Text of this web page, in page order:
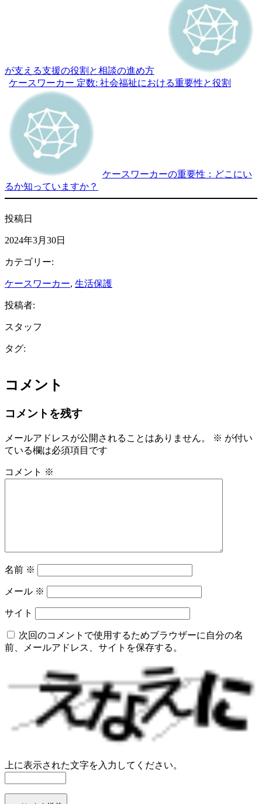
が支える支援の役割と相談の進め方
ケースワーカー 定数: 社会福祉における重要性と役割
ケースワーカーの重要性：どこにい
るか知っていますか？
投稿日
2024年3月30日
カテゴリー:
ケースワーカー, 生活保護
投稿者:
スタッフ
タグ:
コメント
コメントを残す
メールアドレスが公開されることはありません。 ※ が付い
ている欄は必須項目です
コメント ※
名前 ※
メール ※
サイト
次回のコメントで使用するためブラウザーに自分の名
前、メールアドレス、サイトを保存する。
上に表示された文字を入力してください。